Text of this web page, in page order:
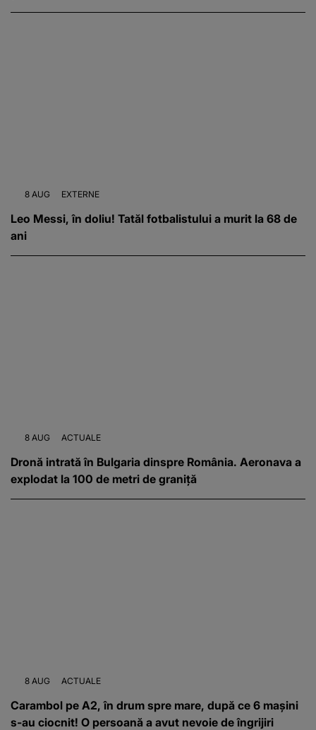
8 AUG EXTERNE
Leo Messi, în doliu! Tatăl fotbalistului a murit la 68 de
ani
8 AUG ACTUALE
Dronă intrată în Bulgaria dinspre România. Aeronava a
explodat la 100 de metri de graniță
8 AUG ACTUALE
Carambol pe A2, în drum spre mare, după ce 6 mașini
s-au ciocnit! O persoană a avut nevoie de îngrijiri